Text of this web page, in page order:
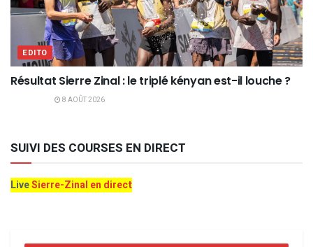
EDITO
Résultat Sierre Zinal : le triplé kényan est-il louche ?
8 AOÛT 2026
SUIVI DES COURSES EN DIRECT
LiveSierre-Zinal en direct